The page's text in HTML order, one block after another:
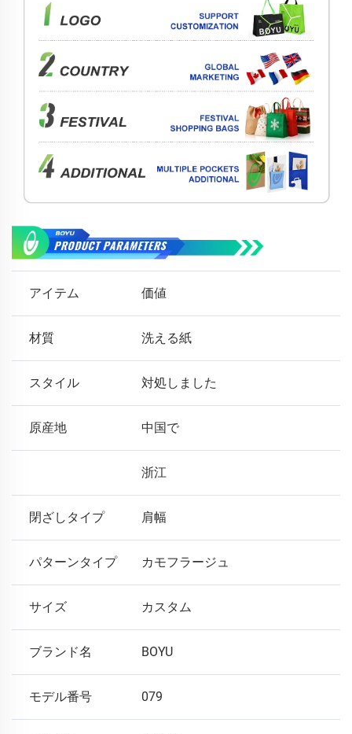
アイテム 価値
材質 洗える紙
スタイル 対処しました
原産地 中国で
浙江
閉ざしタイプ 肩幅
パターンタイプ カモフラージュ
サイズ カスタム
ブランド名 BOYU
モデル番号 079